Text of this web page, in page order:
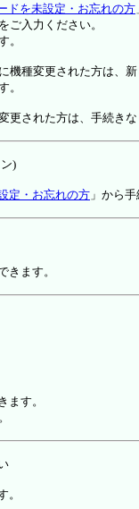
ドを未設定・お忘れの方
ご入力ください。
。
種変更された方は、
。
された方は、手続き
)
定・お忘れの方 」から
きます。
ます。
。